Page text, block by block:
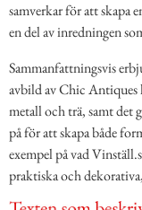
samverkar för att skapa
en del av inredningen
Sammanfattningsvis
avbild av Chic Antiques
metall och trä, samt det
på för att skapa både
exempel på vad
praktiska och